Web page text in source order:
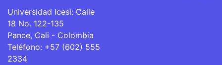
Universidad Icesi: Calle
18 No. 122-135
Pance, Cali - Colombia
Teléfono: +57 (602) 555
2334